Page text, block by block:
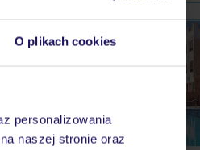
O plikach cookies
personalizowania
naszej stronie oraz